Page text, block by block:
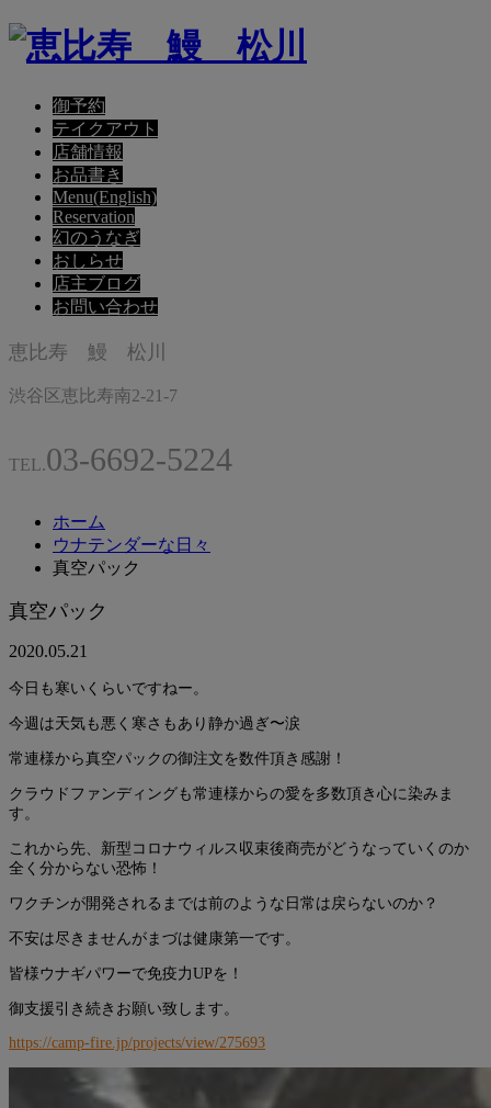
御予約
テイクアウト
店舗情報
お品書き
Menu(English)
Reservation
幻のうなぎ
おしらせ
店主ブログ
お問い合わせ
恵比寿 鰻 松川
渋谷区恵比寿南2-21-7
TEL.03-6692-5224
ホーム
ウナテンダーな日々
真空パック
真空パック
2020.05.21
今日も寒いくらいですねー。
今週は天気も悪く寒さもあり静か過ぎ〜涙
常連様から真空パックの御注文を数件頂き感謝！
クラウドファンディングも常連様からの愛を多数頂き心に染みま
す。
これから先、新型コロナウィルス収束後商売がどうなっていくのか
全く分からない恐怖！
ワクチンが開発されるまでは前のような日常は戻らないのか？
不安は尽きませんがまづは健康第一です。
皆様ウナギパワーで免疫力UPを！
御支援引き続きお願い致します。
https://camp-fire.jp/projects/view/275693